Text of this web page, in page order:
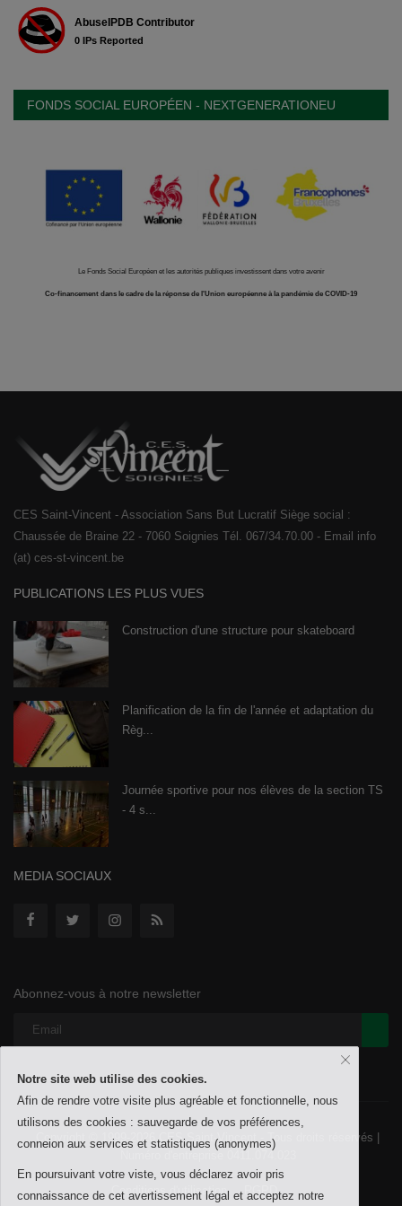
FONDS SOCIAL EUROPÉEN - NEXTGENERATIONEU
Le Fonds Social Européen et les autorités publiques investissent dans votre avenir
Co-financement dans le cadre de la réponse de l'Union européenne à la pandémie de COVID-19
CES Saint-Vincent - Association Sans But Lucratif Siège social :
Chaussée de Braine 22 - 7060 Soignies Tél. 067/34.70.00 - Email info
(at) ces-st-vincent.be
PUBLICATIONS LES PLUS VUES
Construction d'une structure pour skateboard
Planification de la fin de l'année et adaptation du
Règ...
Journée sportive pour nos élèves de la section TS
- 4 s...
MEDIA SOCIAUX
Abonnez-vous à notre newsletter
Copyright © 1999-2026 CES Saint-Vincent - Tous droits réservés |
Numéro d'entreprise 0411.074.023
Conditions d'utilisation
Notre site web utilise des cookies.
Afin de rendre votre visite plus agréable et fonctionnelle, nous
utilisons des cookies : sauvegarde de vos préférences,
conneion aux services et statistiques (anonymes)
En poursuivant votre viste, vous déclarez avoir pris
connaissance de cet avertissement légal et acceptez notre